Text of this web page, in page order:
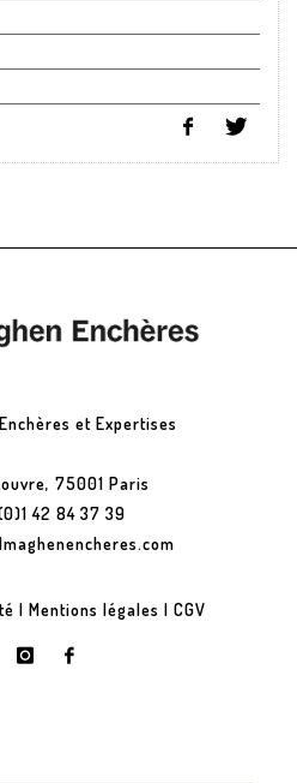
et Expertises
75001 Paris
42 84 37 39
| Mentions légales | CGV